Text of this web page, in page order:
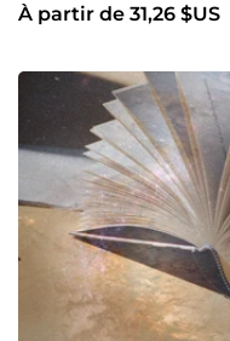
À partir de 31,26 $US